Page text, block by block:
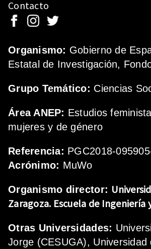
Contacto
Organismo: Gobierno de
Estatal de Investigación,
Grupo Temático: Ciencias
Área ANEP: Estudios
mujeres y de género
Referencia: PGC2018-
Acrónimo: MuWo
Organismo director:
Zaragoza. Escuela de Ingeniería
Otras Universidades:
Jorge (CESUGA), Universidad